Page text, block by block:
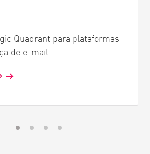
Quadrant para plataformas
de e-mail.